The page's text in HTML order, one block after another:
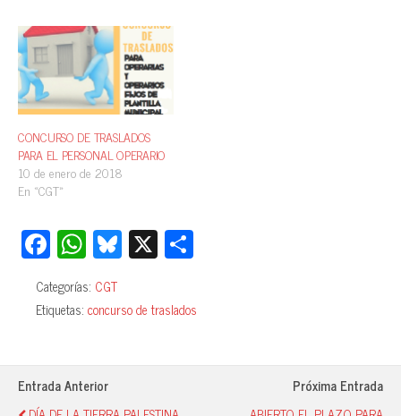
CONCURSO DE TRASLADOS
PARA EL PERSONAL OPERARIO
10 de enero de 2018
En «CGT»
Fa
ce
bo
ok
W
ha
ts
A
pp
Bl
ue
sk
y
X
m
pa
rti
Categorías: CGT
Etiquetas: concurso de traslados
Entrada Anterior
Próxima Entrada